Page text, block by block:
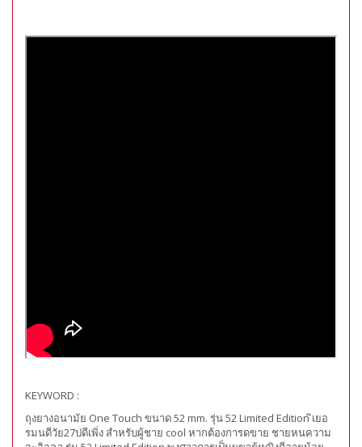
KEYWORD :
ถุงยางอนามัย One Touch ขนาด 52 mm. รุ่น 52 Limited Edition ิเยอ
รมนดีวัย27ปดีเพิ่ง สำหรับผู้ชาย cool หากต้องการดขาย ชายหนความ